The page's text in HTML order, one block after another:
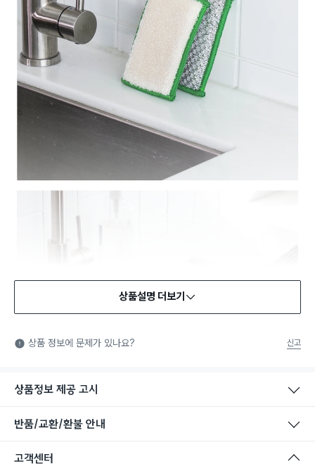
상품설명 더보기
상품 정보에 문제가 있나요? 신고
상품정보 제공 고시
반품/교환/환불 안내
고객센터